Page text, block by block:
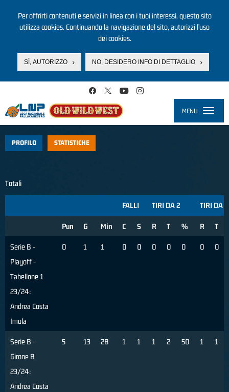
Per offrirti contenuti e servizi in linea con i tuoi interessi, questo sito
utilizza cookies. Continuando la navigazione del sito, autorizzi l’uso
dei cookies.
SÌ, AUTORIZZO NO, DESIDERO INFO DI DETTAGLIO
MENU
PROFILO STATISTICHE
Totali
FALLI TIRI DA 2 TIRI DA 3
Pun G Min C S R T % R T
Serie B -
Playoff -
Tabellone 1
23/24:
Andrea Costa
Imola
0 1 1 0 0 0 0 0 0 0
Serie B -
Girone B
23/24:
Andrea Costa
5 13 28 1 1 1 2 50 1 1